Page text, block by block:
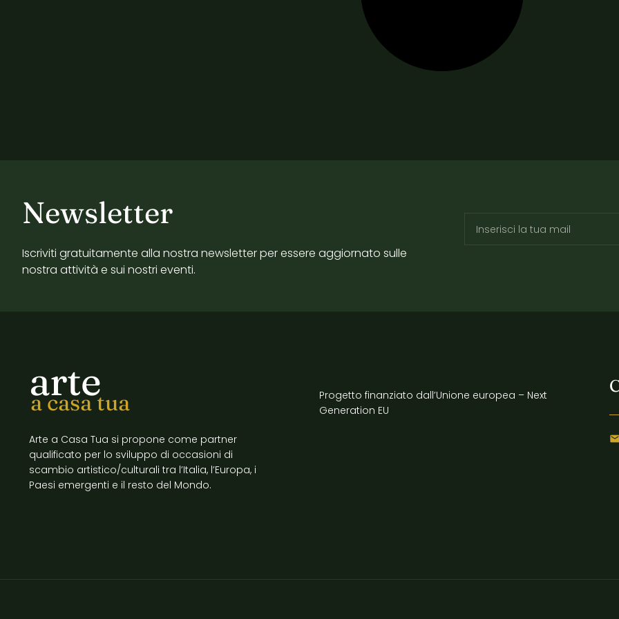
Newsletter
Iscriviti gratuitamente alla nostra newsletter per essere aggiornato sulle
nostra attività e sui nostri eventi.
arte
a casa tua
Arte a Casa Tua si propone come partner
qualificato per lo sviluppo di occasioni di
scambio artistico/culturali tra l’Italia, l’Europa, i
Paesi emergenti e il resto del Mondo.
Progetto finanziato dall’Unione europea – Next
Generation EU